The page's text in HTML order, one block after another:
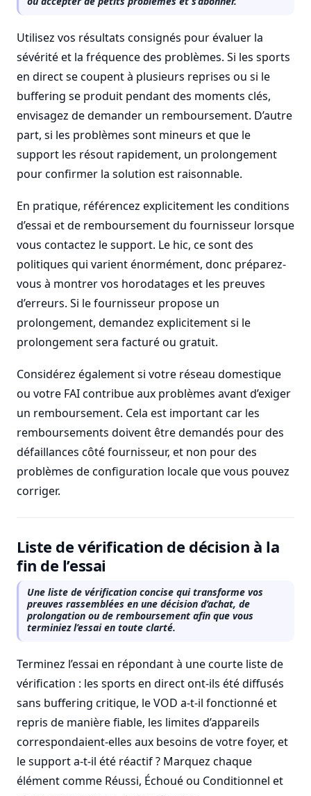
Utilisez vos résultats consignés pour évaluer la
sévérité et la fréquence des problèmes. Si les sports
en direct se coupent à plusieurs reprises ou si le
buffering se produit pendant des moments clés,
envisagez de demander un remboursement. D’autre
part, si les problèmes sont mineurs et que le
support les résout rapidement, un prolongement
pour confirmer la solution est raisonnable.
En pratique, référencez explicitement les conditions
d’essai et de remboursement du fournisseur lorsque
vous contactez le support. Le hic, ce sont des
politiques qui varient énormément, donc préparez-
vous à montrer vos horodatages et les preuves
d’erreurs. Si le fournisseur propose un
prolongement, demandez explicitement si le
prolongement sera facturé ou gratuit.
Considérez également si votre réseau domestique
ou votre FAI contribue aux problèmes avant d’exiger
un remboursement. Cela est important car les
remboursements doivent être demandés pour des
défaillances côté fournisseur, et non pour des
problèmes de configuration locale que vous pouvez
corriger.
Liste de vérification de décision à la
fin de l’essai
Une liste de vérification concise qui transforme vos
preuves rassemblées en une décision d’achat, de
prolongation ou de remboursement afin que vous
terminiez l’essai en toute clarté.
Terminez l’essai en répondant à une courte liste de
vérification : les sports en direct ont-ils été diffusés
sans buffering critique, le VOD a-t-il fonctionné et
repris de manière fiable, les limites d’appareils
correspondaient-elles aux besoins de votre foyer, et
le support a-t-il été réactif ? Marquez chaque
élément comme Réussi, Échoué ou Conditionnel et